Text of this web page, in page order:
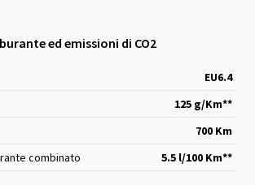
ed emissioni di CO2
EU6.4
125 g/Km**
700 Km
combinato
5.5 l/100 Km**